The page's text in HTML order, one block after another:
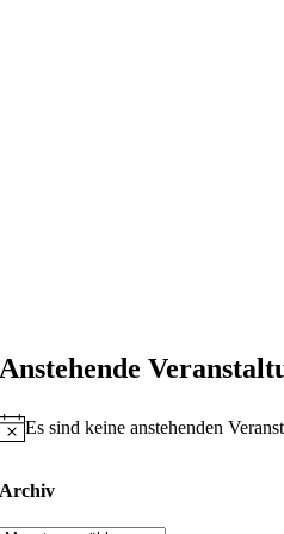
Anstehende
Es sind keine anstehenden
Archiv